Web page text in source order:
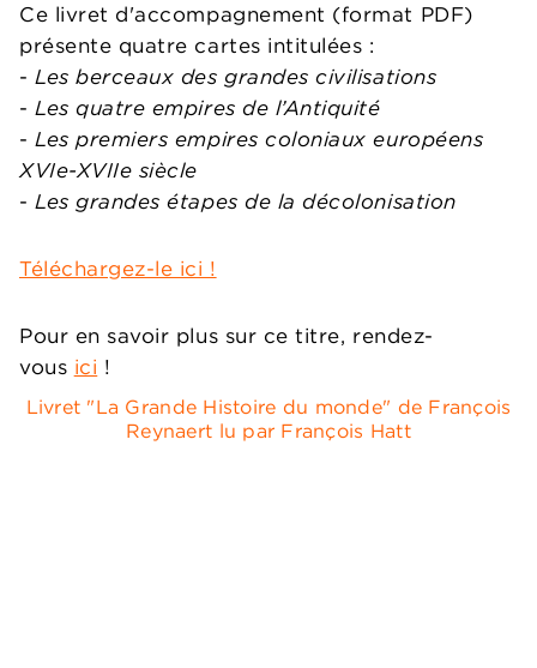
Ce livret d'accompagnement (format PDF)
présente quatre cartes intitulées :
-Les berceaux des grandes civilisations
-Les quatre empires de l’Antiquité
-Les premiers empires coloniaux européens
XVIe-XVIIe siècle
- Les grandes étapes de la décolonisation
Téléchargez-le ici !
Pour en savoir plus sur ce titre, rendez-
vous ici !
Livret "La Grande Histoire du monde" de François
Reynaert lu par François Hatt